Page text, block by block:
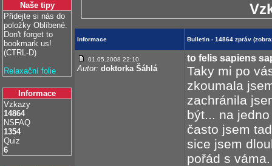
Naše tipy
Přidejte si nás do
položky Oblíbené.
Don't forget to
bookmark us!
(CTRL-D)
Relaxační folie
Informace
Vzkazy
14864
NSFAQ
1354
Quiz
6
Informace Bulletin - 14864 zpráv
01.05.2008 22:10
Autor: doktorka Šáhlá
to felis sapiens
Taky mi po
zkoumala
zachránila
být... na
často jsem
sice jsem
pořád s